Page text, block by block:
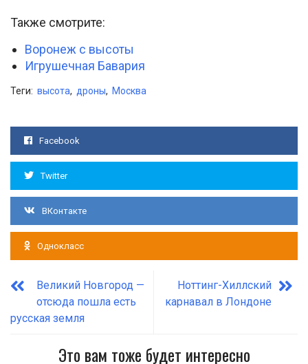
Также смотрите:
Воронеж с высоты
Игрушечная Бавария
Теги: высота, дроны, Москва
Facebook
Twitter
ВКонтакте
Однокласс
Великий Новгород —
отсюда пошла есть
русская земля
Ноттинг-Хиллский
карнавал в Лондоне
Это вам тоже будет интересно